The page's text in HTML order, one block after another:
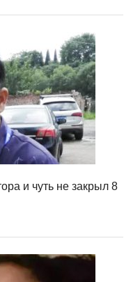
и чуть не закрыл 8